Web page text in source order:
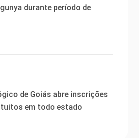
durante período de
de Goiás abre inscrições
em todo estado